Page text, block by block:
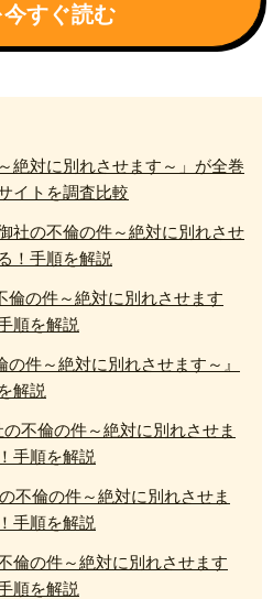
今すぐ読む
絶対に別れさせます～」が全巻
イトを調査比較
社の不倫の件～絶対に別れさせ
！手順を解説
倫の件～絶対に別れさせます
順を解説
件～絶対に別れさせます～』
解説
不倫の件～絶対に別れさせま
手順を解説
不倫の件～絶対に別れさせま
手順を解説
倫の件～絶対に別れさせます
順を解説